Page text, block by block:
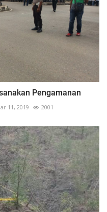
Pengamanan
11, 2019 2001